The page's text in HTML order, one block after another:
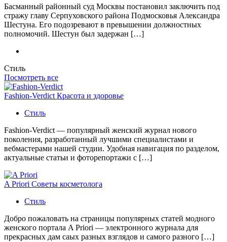
Басманный районный суд Москвы постановил заключить под
стражу главу Серпуховского района Подмосковья Александра
Шестуна. Его подозревают в превышении должностных
полномочий. Шестун был задержан […]
Стиль
Посмотреть все
Fashion-Verdict Красота и здоровье
Стиль
Fashion-Verdict — популярный женский журнал нового
поколения, разработанный лучшими специалистами и
вебмастерами нашей студии. Удобная навигация по разделом,
актуальные статьи и фоторепортажи с […]
A Priori Советы косметолога
Стиль
Добро пожаловать на страницы популярных статей модного
женского портала A Priori — электронного журнала для
прекрасных дам саых разных взглядов и самого разного […]